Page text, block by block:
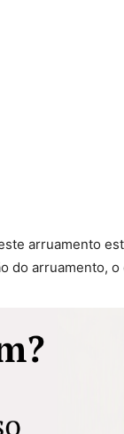
arruamento
do arruamento,